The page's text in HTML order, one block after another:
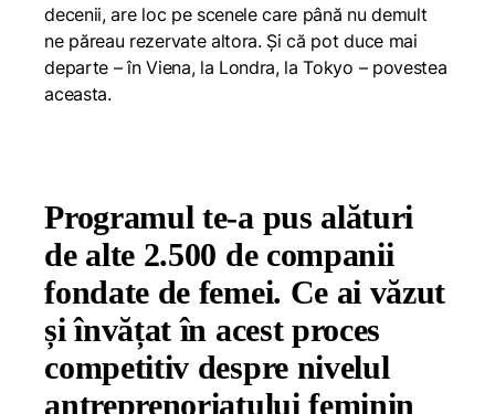
decenii, are loc pe scenele care până nu demult
ne păreau rezervate altora. Și că pot duce mai
departe – în Viena, la Londra, la Tokyo – povestea
aceasta.
Programul te-a pus alături
de alte 2.500 de companii
fondate de femei. Ce ai văzut
și învățat în acest proces
competitiv despre nivelul
antreprenoriatului feminin